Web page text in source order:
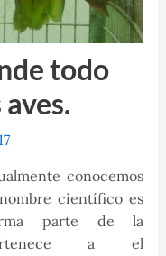
todo
conocemos
científico es
parte de la
a el